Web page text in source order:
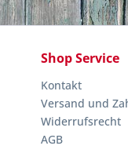
Shop Service
Kontakt
Versand und
Widerrufsrecht
AGB